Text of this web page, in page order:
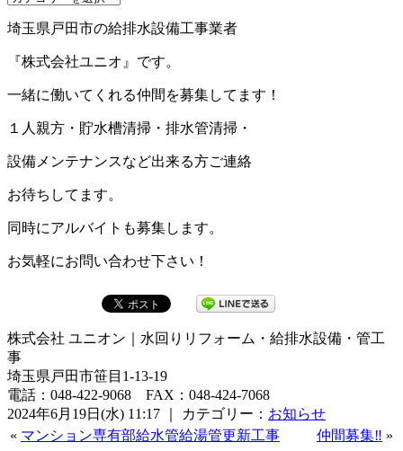
埼玉県戸田市の給排水設備工事業者
『株式会社ユニオ』です。
一緒に働いてくれる仲間を募集してます！
１人親方・貯水槽清掃・排水管清掃・
設備メンテナンスなど出来る方ご連絡
お待ちしてます。
同時にアルバイトも募集します。
お気軽にお問い合わせ下さい！
株式会社 ユニオン｜水回りリフォーム・給排水設備・管工
事
埼玉県戸田市笹目1-13-19
電話：048-422-9068 FAX：048-424-7068
2024年6月19日(水) 11:17 ｜ カテゴリー： お知らせ
« マンション専有部給水管給湯管更新工事 仲間募集‼️ »